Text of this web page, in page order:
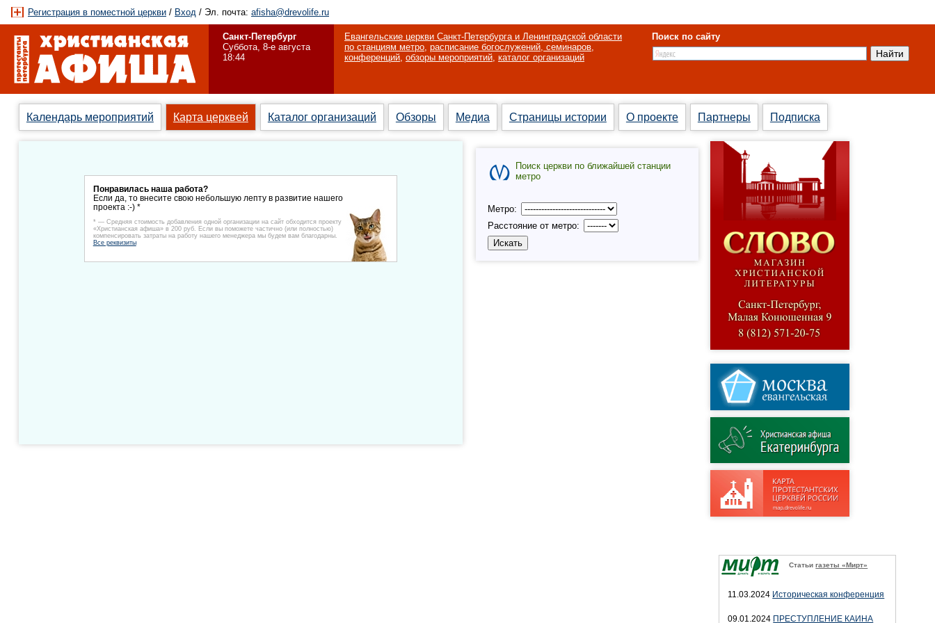
Регистрация в поместной церкви / Вход / Эл. почта: afisha@drevolife.ru
Санкт-Петербург
Суббота, 8-е августа
18:44
Евангельские церкви Санкт-Петербурга и Ленинградской области
по станциям метро, расписание богослужений, семинаров,
конференций, обзоры мероприятий, каталог организаций
Поиск по сайту
Календарь мероприятий Карта церквей Каталог организаций Обзоры Медиа Страницы истории О проекте Партнеры Подписка
Понравилась наша работа?
Если да, то внесите свою небольшую лепту в развитие нашего
проекта :-) *
* — Средняя стоимость добавления одной организации на сайт обходится проекту
«Христианская афиша» в 200 руб. Если вы поможете частично (или полностью)
компенсировать затраты на работу нашего менеджера мы будем вам благодарны.
Все реквизиты
Поиск церкви по ближайшей станции
метро
Метро:
Расстояние от метро:
Статьигазеты «Мирт»
11.03.2024 Историческая конференция
09.01.2024 ПРЕСТУПЛЕНИЕ КАИНА